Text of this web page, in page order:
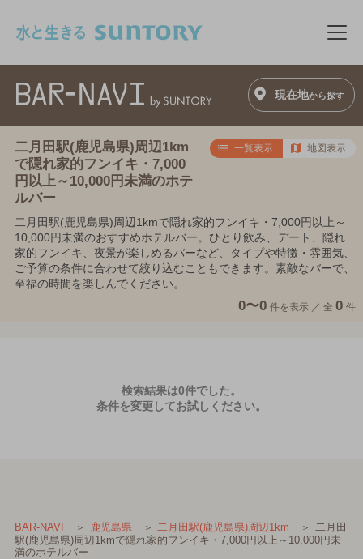
メ
現在地から探す
二月田駅(鹿児島県)周辺1km
で隠れ家的フンイキ・7,000
円以上～10,000円未満のホテ
ルバー
一覧表示 地図表示
二月田駅(鹿児島県)周辺1kmで隠れ家的フンイキ・7,000円以上～
10,000円未満のおすすめホテルバー。ひとり飲み、デート、隠れ
家的フンイキ、夜景が楽しめるバーなど、タイプや特徴・雰囲気、
ご予算の条件に合わせて絞り込むこともできます。素敵なバーで、
至福の時間を楽しんでください。
0〜0 件を表示 ／ 全 0 件
検索結果は0件でした。
条件を変更してお試しください。
BAR-NAVI 鹿児島県 二月田駅(鹿児島県)周辺1km
二月田
駅(鹿児島県)周辺1kmで隠れ家的フンイキ・7,000円以上～10,000円未
満のホテルバー